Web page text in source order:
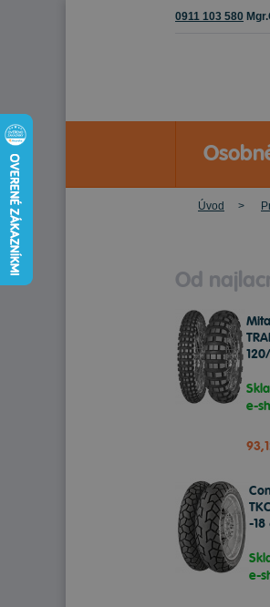
0911 103 580
Úvod
Od
e-
-18
e-